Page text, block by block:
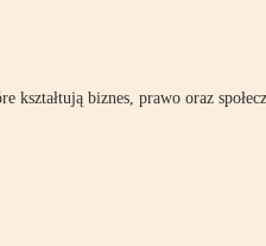
biznes, prawo oraz